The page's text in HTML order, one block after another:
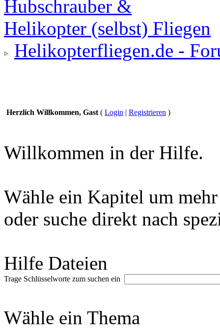
Helikopterfliegen.de -
Herzlich Willkommen, Gast ( Login | Registrieren )
Willkommen in der Hilfe.
Wähle ein Kapitel um
oder suche direkt nach
Hilfe Dateien
Trage Schlüsselworte zum suchen ein
Wähle ein Thema